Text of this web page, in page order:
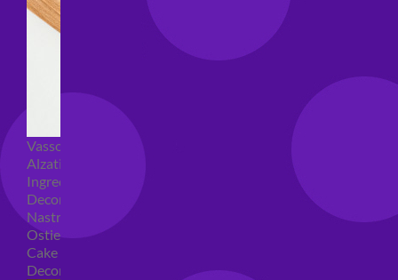
Vassoi e sottotorta
Alzatine per dolci
Ingredienti torte
Decorazioni torte
Nastri e girotorte
Ostie per torte
Cake Topper
Decori per torte